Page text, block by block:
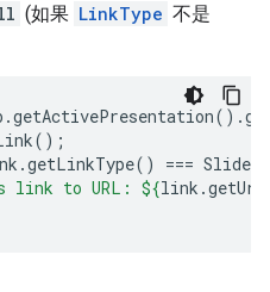
(如果 LinkType 不是
.getActivePresentation().
();
.getLinkType() ===
link to URL: ${link .getUrl